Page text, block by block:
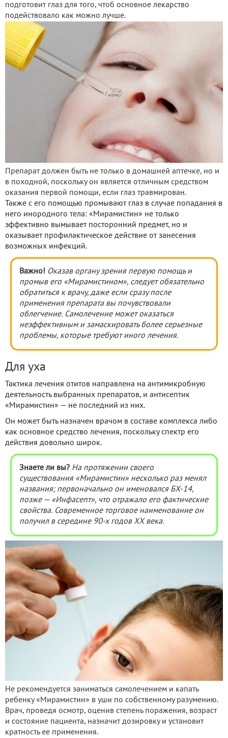
подготовит глаз для того, чтоб основное лекарство
подействовало как можно лучше.
Препарат должен быть не только в домашней аптечке, но и
в походной, поскольку он является отличным средством
оказания первой помощи, если глаз травмирован.
Также с его помощью промывают глаз в случае попадания в
него инородного тела: «Мирамистин» не только
эффективно вымывает посторонний предмет, но и
оказывает профилактическое действие от занесения
возможных инфекций.
Важно! Оказав органу зрения первую помощь и
промыв его «Мирамистином», следует обязательно
обратиться к врачу, даже если сразу после
применения препарата вы почувствовали
облегчение. Самолечение может оказаться
неэффективным и замаскировать более серьезные
проблемы, которые требуют иного лечения.
Для уха
Тактика лечения отитов направлена на антимикробную
деятельность выбранных препаратов, и антисептик
«Мирамистин» — не последний из них.
Он может быть назначен врачом в составе комплекса либо
как основное средство лечения, поскольку спектр его
действия довольно широк.
Знаете ли вы? На протяжении своего
существования «Мирамистин» несколько раз менял
названия; первоначально он именовался БХ-14,
позже — «Инфасепт», что отражало его фактические
свойства. Современное торговое наименование он
получил в середине 90-х годов XX века.
Не рекомендуется заниматься самолечением и капать
ребенку «Мирамистин» в уши по собственному разумению.
Врач, проведя осмотр, оценив степень поражения, возраст
и состояние пациента, назначит дозировку и установит
кратность ее применения.